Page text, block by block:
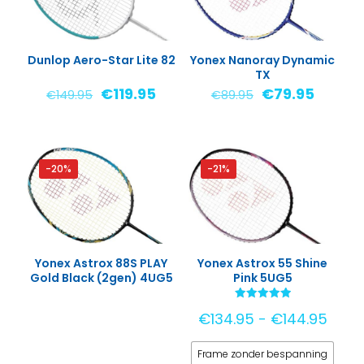
Dunlop Aero-Star Lite 82
€149.95 Oorspronkelijke
€149.95.
€119.95Huidige
€119.95.
Yonex Nanoray Dynamic
TX
€89.95
€89.95.
€79.95
-20%
Yonex Astrox 88S PLAY
Gold Black (2gen) 4UG5
-21%
Yonex Astrox 55 Shine
Pink 5UG5
5.00
uit 5
€134.95 - €144.95
tot
Frame zonder bespanning